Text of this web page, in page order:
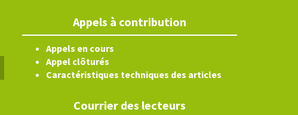
Appels à contribution
Appels en cours
Appel clôturés
Caractéristiques techniques des articles
Courrier des lecteurs